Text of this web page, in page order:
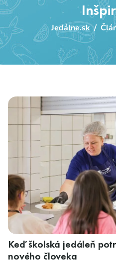
Jedálne.sk /
Keď školská jedáleň
nového človeka